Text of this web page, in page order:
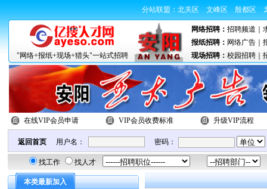
分站联盟： 北关区 文峰区 殷都区
网络招聘： 招聘频道
报纸招聘： 网络广告｜
"网络+报纸+现场+猎头"一站式招聘
现场招聘： 校园招聘｜
在线VIP会员申请 VIP会员收费标准 升级VIP流程
返回首页 用户名： 密码：
找工作 找人才
本类最新加入